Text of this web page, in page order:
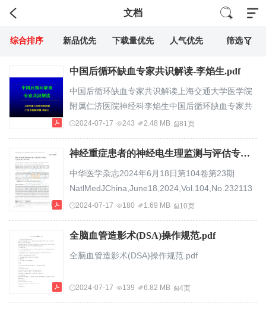
文档
综合排序 新品优先 下载量优先 人气优先 筛选
中国后循环缺血专家共识解读-李焰生.pdf
中国后循环缺血专家共识解读上海交通大学医学院
附属仁济医院神经科李焰生中国后循环缺血专家共
识组（按姓氏汉语拼音顺序）陈海波,陈康宁，陈晓
越,胡学强,季晓林,郎森阳,李焰生,刘春风，刘鸣,潘
治,王伊龙，王拥军,余华峰，张朝东,张苏明,张微微,
张茁,曾进胜，周盛年中国后循环缺血专家共识共识
内容一．后循环缺血的认识、定义和意...
2024-07-17 243 2.48 MB 81页
神经重症患者的神经电生理监测与评估专家共识（2024版）.pdf
中华医学杂志2024年6月18日第104卷第23期
NatlMedJChina,June18,2024,Vol.104,No.232113
标准与规范神经重症患者的神经电生理监测与评估
会神经电生理监测学组中国研究型医院学会临床神
伤专业委员会通信作者：刘献增，北京大学国际医
liuxianzeng2004@sina.com；乔慧，首都医科大学
2024-07-17 180 1.69 MB 10页
全脑血管造影术(DSA)操作规范.pdf
全脑血管造影术(DSA)操作规范.pdf
2024-07-17 139 6.82 MB 4页